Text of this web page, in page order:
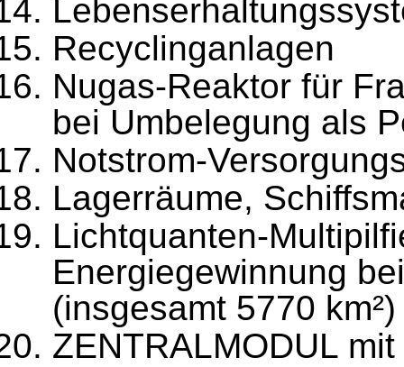
Recyclinganlagen
Nugas-Reaktor für
bei Umbelegung als
Notstrom-
Lagerräume,
Lichtquanten-
Energiegewinnung
(insgesamt 5770 km²)
ZENTRALMODUL